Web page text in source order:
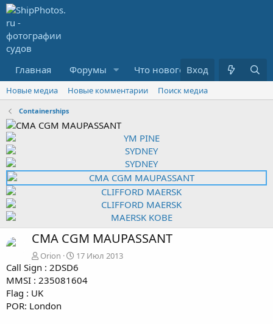
Главная Форумы Что нового? Медиа
Вход
Новые медиа Новые комментарии Поиск медиа
Containerships
CMA CGM MAUPASSANT
Orion 17 Июл 2013
Call Sign : 2DSD6
MMSI : 235081604
Flag : UK
POR: London